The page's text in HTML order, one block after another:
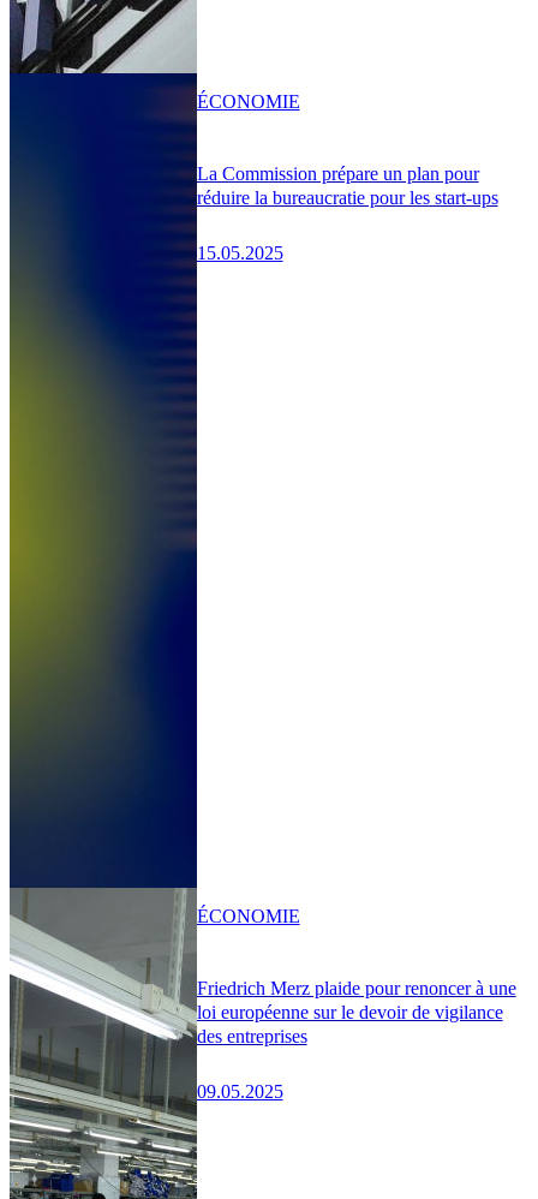
La Commission prépare un plan pour
réduire la bureaucratie pour les start-ups
15.05.2025
ÉCONOMIE
Friedrich Merz plaide pour renoncer à une
loi européenne sur le devoir de vigilance
des entreprises
09.05.2025
ÉCONOMIE